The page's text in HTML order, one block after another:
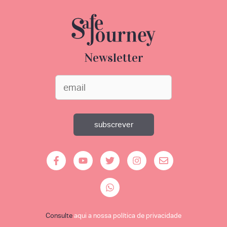
Newsletter
Consulte aqui a nossa política de privacidade